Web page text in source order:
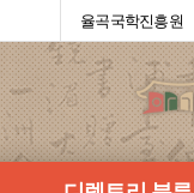
율곡국학진흥원